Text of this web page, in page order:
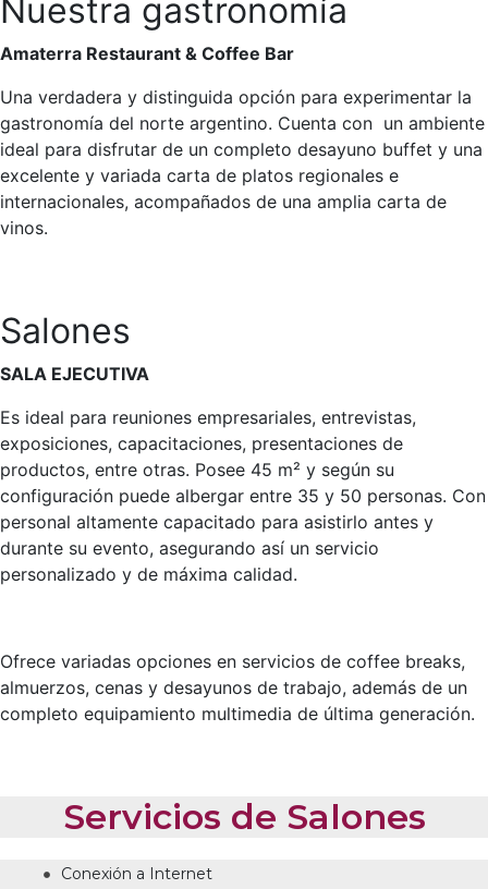
Nuestra gastronomía
Amaterra Restaurant & Coffee Bar
Una verdadera y distinguida opción para experimentar la
gastronomía del norte argentino. Cuenta con un ambiente
ideal para disfrutar de un completo desayuno buffet y una
excelente y variada carta de platos regionales e
internacionales, acompañados de una amplia carta de
vinos.
Salones
SALA EJECUTIVA
Es ideal para reuniones empresariales, entrevistas,
exposiciones, capacitaciones, presentaciones de
productos, entre otras. Posee 45 m² y según su
configuración puede albergar entre 35 y 50 personas. Con
personal altamente capacitado para asistirlo antes y
durante su evento, asegurando así un servicio
personalizado y de máxima calidad.
Ofrece variadas opciones en servicios de coffee breaks,
almuerzos, cenas y desayunos de trabajo, además de un
completo equipamiento multimedia de última generación.
Servicios de Salones
Conexión a Internet